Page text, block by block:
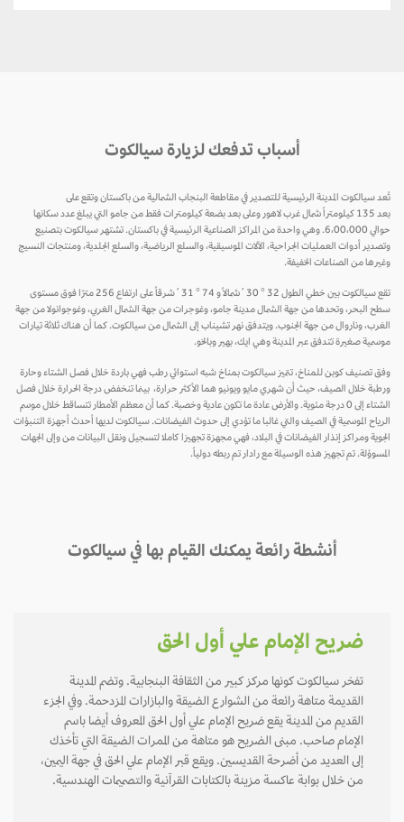
أسباب تدفعك لزيارة سيالكوت
تُعد سيالكوت المدينة الرئيسية للتصدير في مقاطعة البنجاب الشمالية من باكستان وتقع على
بعد 135 كيلومتراً شمال غرب لاهور وعلى بعد بضعة كيلومترات فقط من جامو التي يبلغ عدد سكانها
حوالي 6،00،000. وهي واحدة من المراكز الصناعية الرئيسية في باكستان. تشتهر سيالكوت بتصنيع
وتصدير أدوات العمليات الجراحية، الآلات الموسيقية، والسلع الرياضية، والسلع الجلدية، ومنتجات النسيج
وغيرها من الصناعات الخفيفة.
تقع سيالكوت بين خطي الطول 32 ° 30 ′ شمالاً و 74 ° 31 ′ شرقاً على ارتفاع 256 مترًا فوق مستوى
سطح البحر، وتحدها من جهة الشمال مدينة جامو، وغوجرات من جهة الشمال الغربي، وغوجوانولا من جهة
الغرب، وناروال من جهة الجنوب. ويتدفق نهر تشيناب إلى الشمال من سيالكوت. كما أن هناك ثلاثة تيارات
موسمية صغيرة تتدفق عبر المدينة وهي ايك، بهير وبالخو.
وفق تصنيف كوبن للمناخ، تتميز سيالكوت بمناخ شبه استوائي رطب فهي باردة خلال فصل الشتاء وحارة
ورطبة خلال الصيف، حيث أن شهري مايو ويونيو هما الأكثر حرارة، بينما تنخفض درجة الحرارة خلال فصل
الشتاء إلى 0 درجة مئوية. والأرض عادة ما تكون عادية وخصبة. كما أن معظم الأمطار تتساقط خلال موسم
الرياح الموسمية في الصيف والتي غالبا ما تؤدي إلى حدوث الفيضانات. سيالكوت لديها أحدث أجهزة التنبؤات
الجوية ومراكز إنذار الفيضانات في البلاد، فهي مجهزة تجهيزا كاملا لتسجيل ونقل البيانات من وإلى الجهات
المسوؤلة. تم تجهيز هذه الوسيلة مع رادار تم ربطه دولياً.
أنشطة رائعة يمكنك القيام بها في سيالكوت
ضريح الإمام علي أول الحق
تفخر سيالكوت كونها مركز كبير من الثقافة البنجابية. وتضم المدينة
القديمة متاهة رائعة من الشوارع الضيقة والبازارات المزدحمة. وفي الجزء
القديم من المدينة يقع ضريح الإمام علي أول الحق المعروف أيضا باسم
الإمام صاحب. مبنى الضريح هو متاهة من الممرات الضيقة التي تأخذك
إلى العديد من أضرحة القديسين. ويقع قبر الإمام علي الحق في جهة اليمين،
من خلال بوابة عاكسة مزينة بالكتابات القرآنية والتصميمات الهندسية.